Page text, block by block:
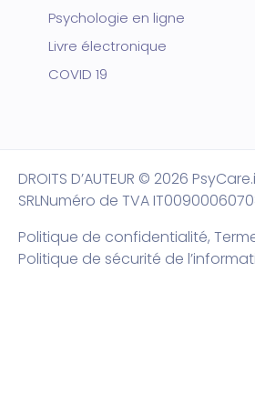
Psychologie en ligne
Livre électronique
COVID 19
DROITS D’AUTEUR © 2026
SRLNuméro de TVA
Politique de confidentialité,
Politique de sécurité de